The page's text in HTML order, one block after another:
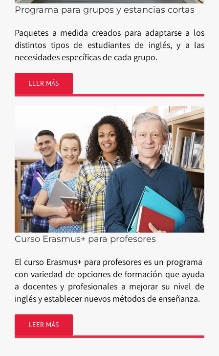
Programa para grupos y estancias cortas
Paquetes a medida creados para adaptarse a los
distintos tipos de estudiantes de inglés, y a las
necesidades específicas de cada grupo.
LEER MÁS
Curso Erasmus+ para profesores
El curso Erasmus+ para profesores es un programa
con variedad de opciones de formación que ayuda
a docentes y profesionales a mejorar su nivel de
inglés y establecer nuevos métodos de enseñanza.
LEER MÁS